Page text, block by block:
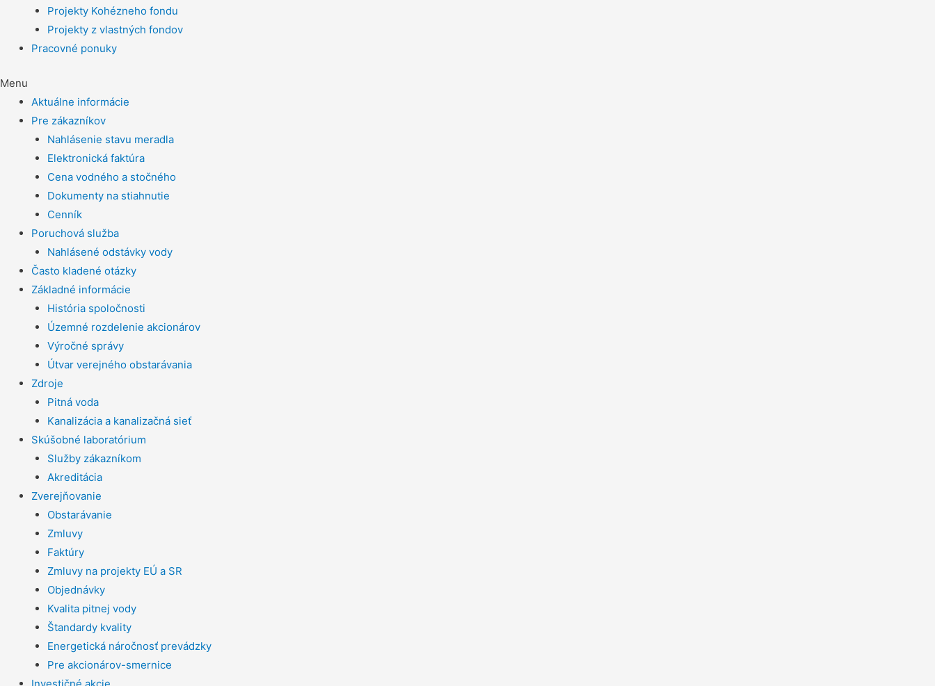
Projekty Kohézneho fondu
Projekty z vlastných fondov
Pracovné ponuky
Menu
Aktuálne informácie
Pre zákazníkov
Nahlásenie stavu meradla
Elektronická faktúra
Cena vodného a stočného
Dokumenty na stiahnutie
Cenník
Poruchová služba
Nahlásené odstávky vody
Často kladené otázky
Základné informácie
História spoločnosti
Územné rozdelenie akcionárov
Výročné správy
Útvar verejného obstarávania
Zdroje
Pitná voda
Kanalizácia a kanalizačná sieť
Skúšobné laboratórium
Služby zákazníkom
Akreditácia
Zverejňovanie
Obstarávanie
Zmluvy
Faktúry
Zmluvy na projekty EÚ a SR
Objednávky
Kvalita pitnej vody
Štandardy kvality
Energetická náročnosť prevádzky
Pre akcionárov-smernice